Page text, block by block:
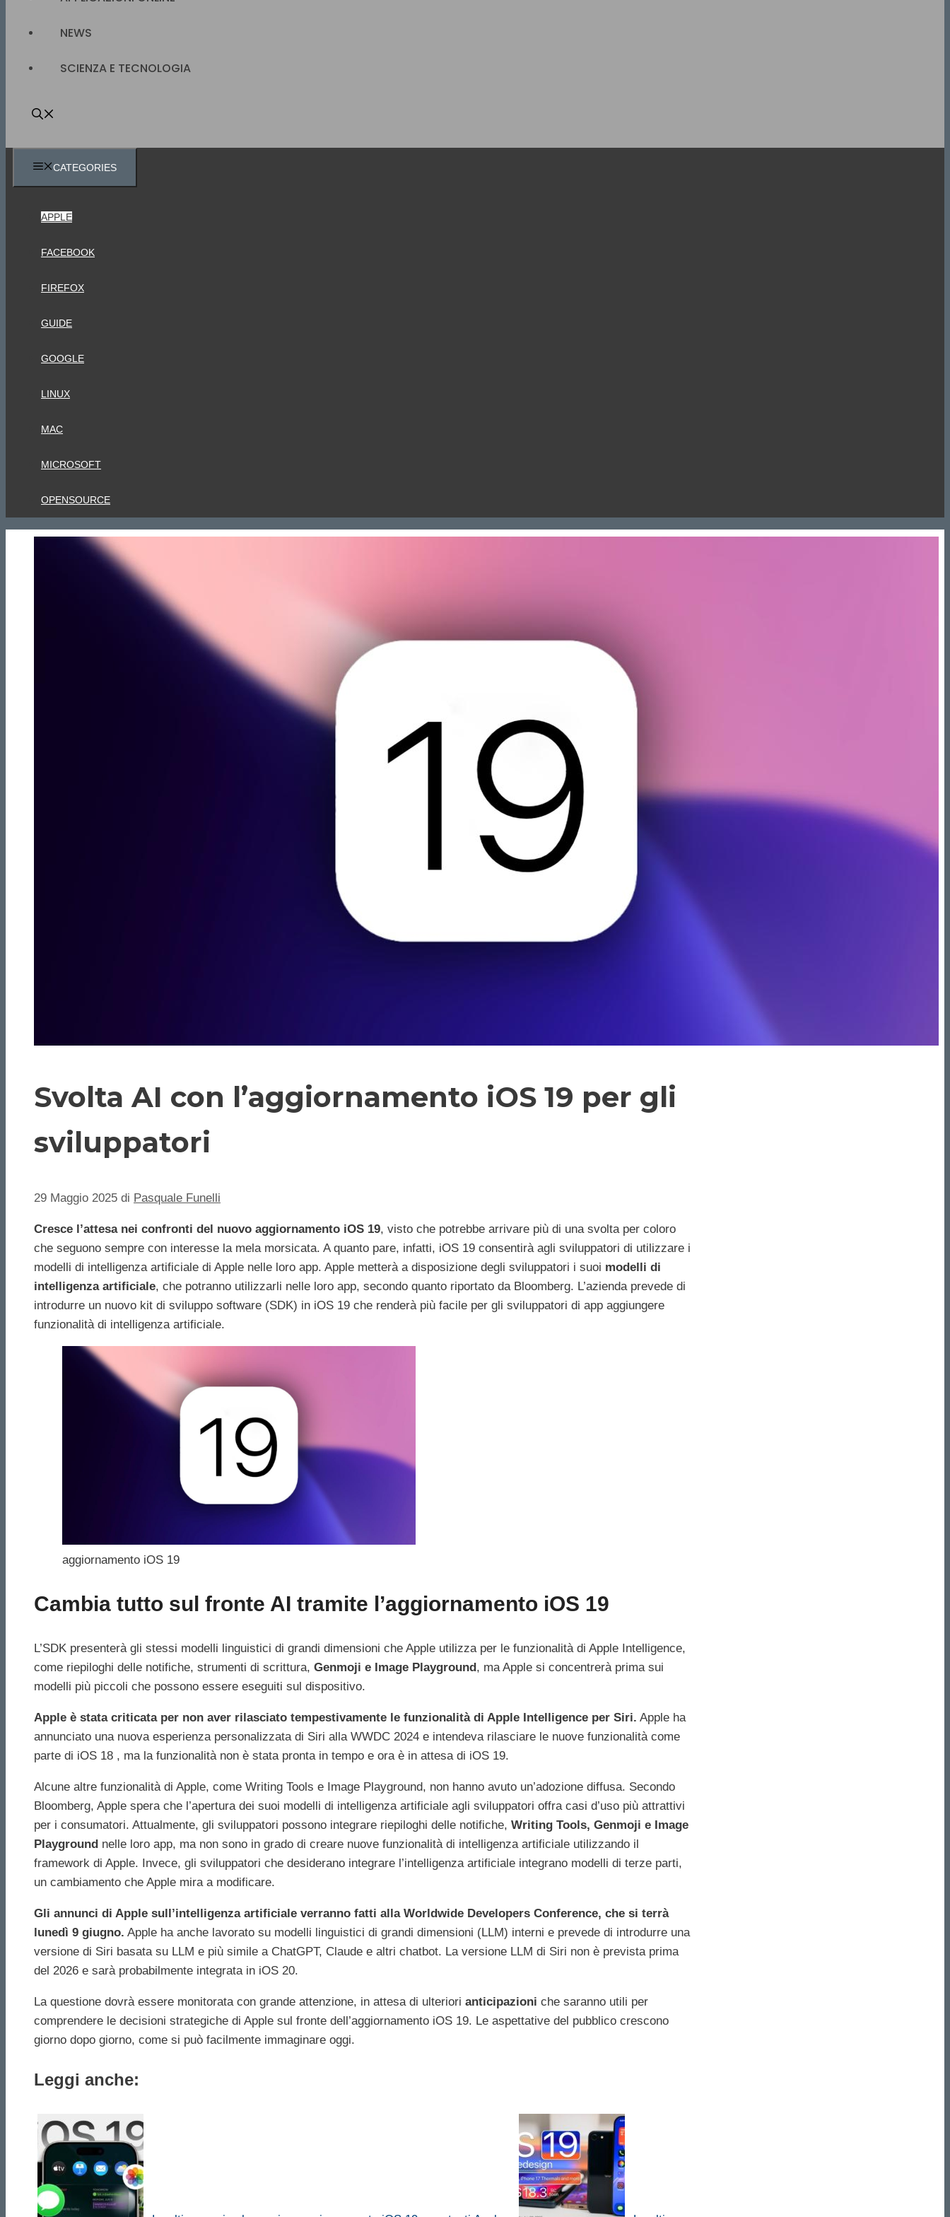
NEWS
SCIENZA E TECNOLOGIA
CATEGORIES
APPLE
FACEBOOK
FIREFOX
GUIDE
GOOGLE
LINUX
MAC
MICROSOFT
OPENSOURCE
Svolta AI con l’aggiornamento iOS 19 per gli
sviluppatori
29 Maggio 2025 di Pasquale Funelli
Cresce l’attesa nei confronti del nuovo aggiornamento iOS 19, visto che potrebbe arrivare più di una svolta per coloro
che seguono sempre con interesse la mela morsicata. A quanto pare, infatti, iOS 19 consentirà agli sviluppatori di utilizzare i
modelli di intelligenza artificiale di Apple nelle loro app. Apple metterà a disposizione degli sviluppatori i suoi modelli di
intelligenza artificiale, che potranno utilizzarli nelle loro app, secondo quanto riportato da Bloomberg. L’azienda prevede di
introdurre un nuovo kit di sviluppo software (SDK) in iOS 19 che renderà più facile per gli sviluppatori di app aggiungere
funzionalità di intelligenza artificiale.
aggiornamento iOS 19
Cambia tutto sul fronte AI tramite l’aggiornamento iOS 19
L’SDK presenterà gli stessi modelli linguistici di grandi dimensioni che Apple utilizza per le funzionalità di Apple Intelligence,
come riepiloghi delle notifiche, strumenti di scrittura, Genmoji e Image Playground , ma Apple si concentrerà prima sui
modelli più piccoli che possono essere eseguiti sul dispositivo.
Apple è stata criticata per non aver rilasciato tempestivamente le funzionalità di Apple Intelligence per Siri. Apple ha
annunciato una nuova esperienza personalizzata di Siri alla WWDC 2024 e intendeva rilasciare le nuove funzionalità come
parte di iOS 18 , ma la funzionalità non è stata pronta in tempo e ora è in attesa di iOS 19.
Alcune altre funzionalità di Apple, come Writing Tools e ‌Image Playground‌, non hanno avuto un’adozione diffusa. Secondo
Bloomberg, Apple spera che l’apertura dei suoi modelli di intelligenza artificiale agli sviluppatori offra casi d’uso più attrattivi
per i consumatori. Attualmente, gli sviluppatori possono integrare riepiloghi delle notifiche, Writing Tools, ‌Genmoji‌ e ‌Image
Playground‌ nelle loro app, ma non sono in grado di creare nuove funzionalità di intelligenza artificiale utilizzando il
framework di Apple. Invece, gli sviluppatori che desiderano integrare l’intelligenza artificiale integrano modelli di terze parti,
un cambiamento che Apple mira a modificare.
Gli annunci di Apple sull’intelligenza artificiale verranno fatti alla Worldwide Developers Conference, che si terrà
lunedì 9 giugno. Apple ha anche lavorato su modelli linguistici di grandi dimensioni (LLM) interni e prevede di introdurre una
versione di ‌Siri‌ basata su LLM e più simile a ChatGPT, Claude e altri chatbot. La versione LLM di ‌Siri‌ non è prevista prima
del 2026 e sarà probabilmente integrata in iOS 20.
La questione dovrà essere monitorata con grande attenzione, in attesa di ulteriori anticipazioni che saranno utili per
comprendere le decisioni strategiche di Apple sul fronte dell’aggiornamento iOS 19. Le aspettative del pubblico crescono
giorno dopo giorno, come si può facilmente immaginare oggi.
Leggi anche: